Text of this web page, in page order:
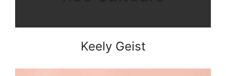
Keely Geist